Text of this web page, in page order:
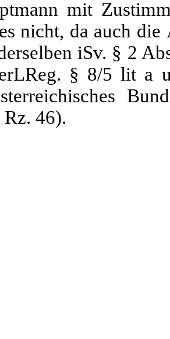
mit
nicht, da auch
iSv. § 2
§ 8/5 lit a
46).